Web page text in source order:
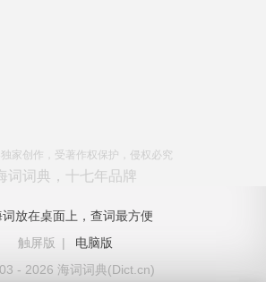
家创作，受著作权保护，侵权必究
词词典，十七年品牌
放在桌面上，查词最方便
触屏版
|
电脑版
- 2026 海词词典(Dict.cn)